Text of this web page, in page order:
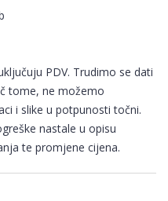
PDV. Trudimo se dati
tome, ne možemo
i slike u potpunosti točni.
nastale u opisu
te promjene cijena.